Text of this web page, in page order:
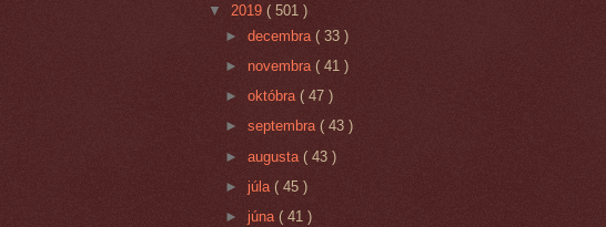
▼ 2019 ( 501 )
►decembra( 33 )
► novembra( 41 )
►októbra( 47 )
►septembra( 43 )
►augusta( 43 )
►júla( 45 )
►júna( 41 )